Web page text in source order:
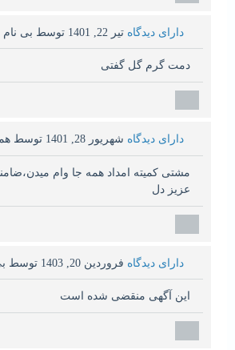
دارای دیدگاه تیر 22, 1401 توسط بی نام
دمت گرم گل گفتی
دارای دیدگاه شهریور 28, 1401 توسط
مشتی کمیته امداد همه جا وام
عزیز دل
دارای دیدگاه فروردین 20, 1403 توسط
این آگهی منقضی شده است